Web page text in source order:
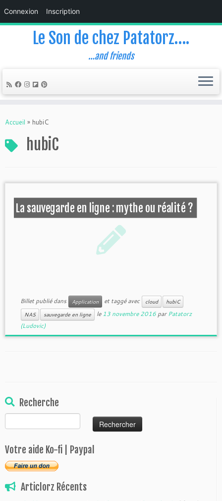
Connexion Inscription
Le Son de chez Patatorz….
…and friends
Accueil » hubiC
hubiC
La sauvegarde en ligne : mythe ou réalité ?
Billet publié dans Application et taggé avec cloud
hubiC
NAS
sauvegarde en ligne le13 novembre 2016 parPatatorz
(Ludovic)
Recherche
Votre aide Ko-fi | Paypal
Articlorz Récents